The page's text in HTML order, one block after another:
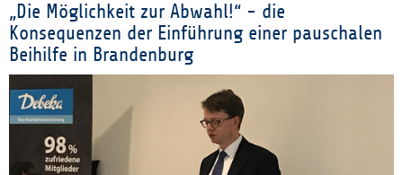
„Die Möglichkeit zur Abwahl!“ - die
Konsequenzen der Einführung einer pauschalen
Beihilfe in Brandenburg